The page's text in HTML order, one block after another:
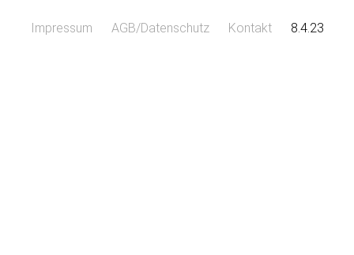
Impressum AGB/Datenschutz Kontakt 8.4.23